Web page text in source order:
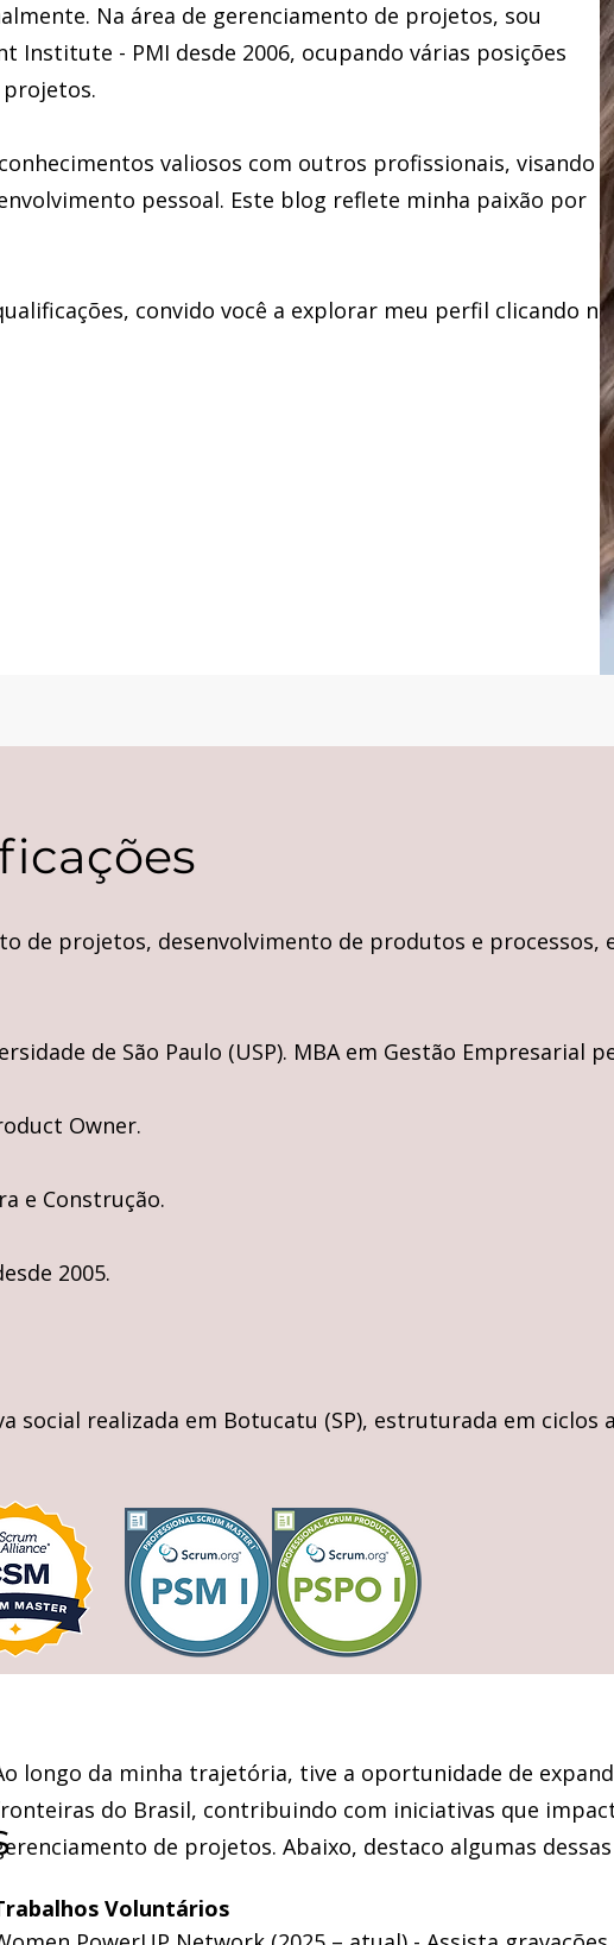
Na área de gerenciamento de projetos, sou
Institute - PMI desde 2006, ocupando várias posições
valiosos com outros profissionais, visando
pessoal. Este blog reflete minha paixão por
convido você a explorar meu perfil clicando no
de projetos, desenvolvimento de produtos e processos,
de São Paulo (USP). MBA em Gestão Empresarial
Owner.
e Construção.
2005.
social realizada em Botucatu (SP), estruturada em
longo da minha trajetória, tive a oportunidade de
do Brasil, contribuindo com iniciativas que
de projetos. Abaixo, destaco algumas
Voluntários